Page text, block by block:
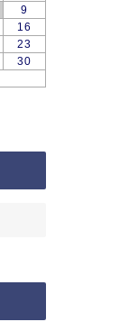
9
16
23
30